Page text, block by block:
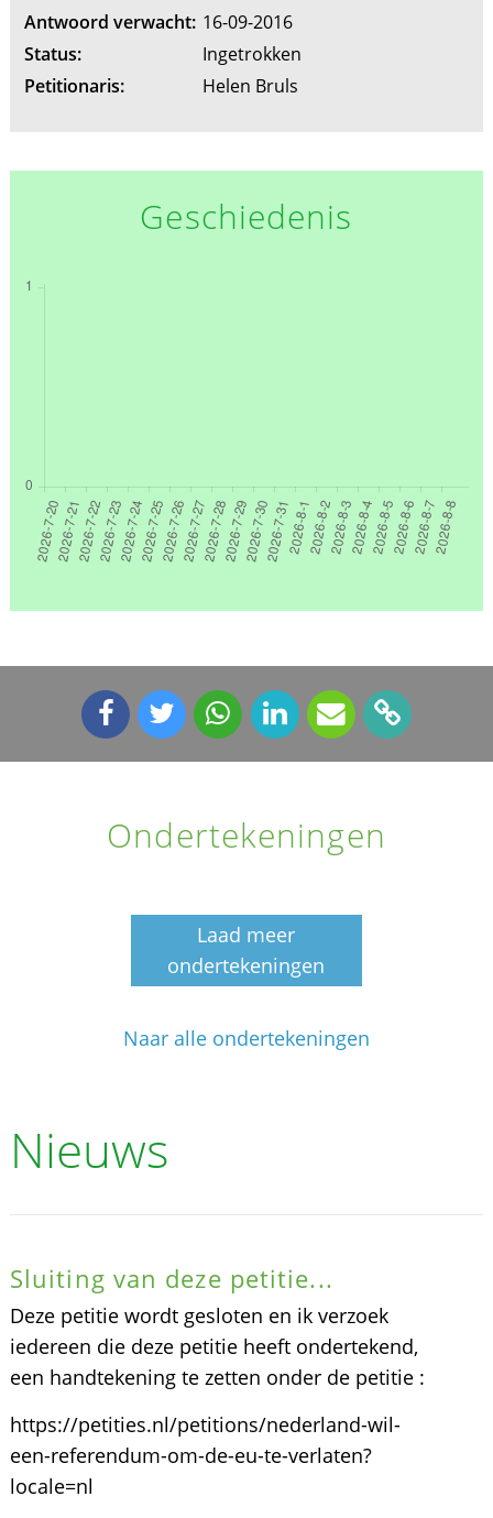
Antwoord verwacht: 16-09-2016
Status:
Ingetrokken
Petitionaris:
Helen Bruls
Geschiedenis
Ondertekeningen
Laad meer
ondertekeningen
Naar alle ondertekeningen
Nieuws
Sluiting van deze petitie...
Deze petitie wordt gesloten en ik verzoek
iedereen die deze petitie heeft ondertekend,
een handtekening te zetten onder de petitie :
https://petities.nl/petitions/nederland-wil-
een-referendum-om-de-eu-te-verlaten?
locale=nl